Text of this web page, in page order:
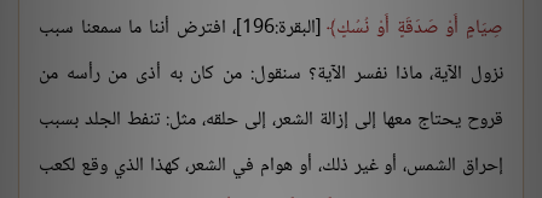
صِيَامٍ أَوْ صَدَقَةٍ أَوْ نُسُكٍ
[البقرة:196]، افترض أننا ما سمعنا سبب
نزول الآية، ماذا نفسر الآية؟ سنقول: من كان به أذى من رأسه من
قروح يحتاج معها إلى إزالة الشعر، إلى حلقه، مثل: تنفط الجلد بسبب
إحراق الشمس، أو غير ذلك، أو هوام في الشعر، كهذا الذي وقع لكعب